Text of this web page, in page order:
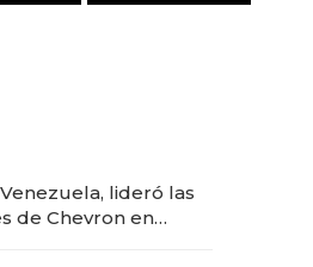
lideró las
de Chevron en